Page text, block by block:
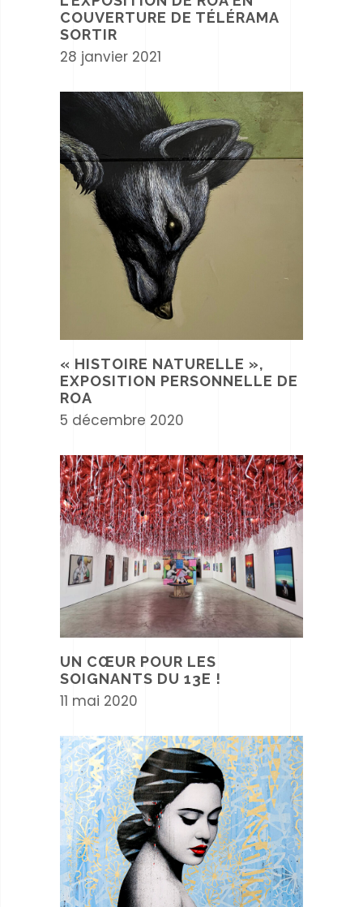
COUVERTURE DE TÉLÉRAMA
SORTIR
28 janvier 2021
« HISTOIRE NATURELLE »,
EXPOSITION PERSONNELLE DE
ROA
5 décembre 2020
UN CŒUR POUR LES
SOIGNANTS DU 13E !
11 mai 2020